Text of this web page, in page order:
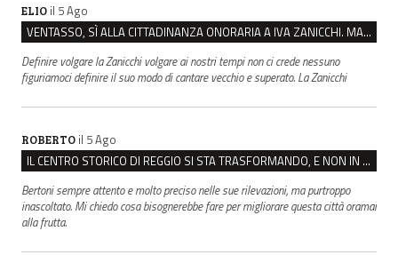
ELIO il 5 Ago
VENTASSO, SÌ ALLA CITTADINANZA ONORARIA A IVA ZANICCHI. MA BARGIACCHI: “È DI PESSIMO GUSTO”
Definire volgare la Zanicchi volgare ai nostri tempi non ci crede nessuno
figuriamoci definire il suo modo di cantare vecchio e superato. La Zanicchi
ROBERTO il 5 Ago
IL CENTRO STORICO DI REGGIO SI STA TRASFORMANDO, E NON IN MEGLIO
Bertoni sempre attento e molto preciso nelle sue rilevazioni, ma purtroppo
inascoltato. Mi chiedo cosa bisognerebbe fare per migliorare questa città oramai
alla frutta.